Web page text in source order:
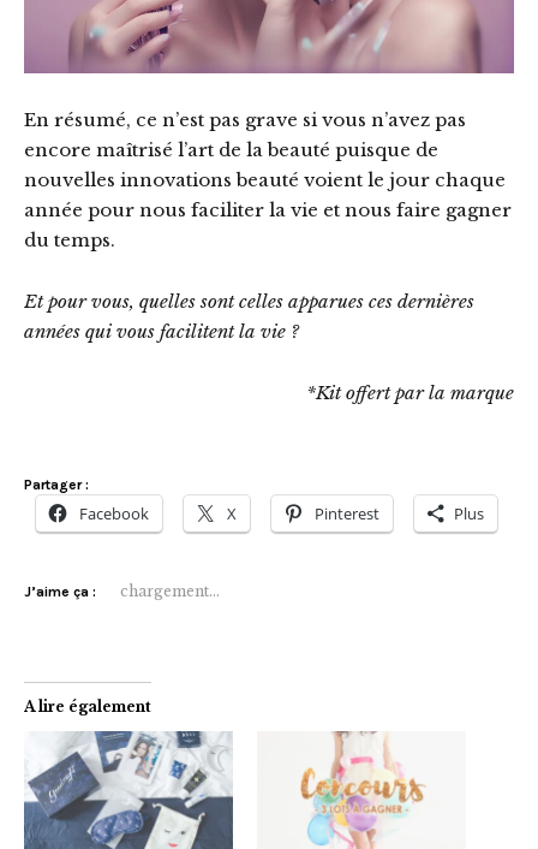
En résumé, ce n’est pas grave si vous n’avez pas
encore maîtrisé l’art de la beauté puisque de
nouvelles innovations beauté voient le jour chaque
année pour nous faciliter la vie et nous faire gagner
du temps.
Et pour vous, quelles sont celles apparues ces dernières
années qui vous facilitent la vie ?
*Kit offert par la marque
Partager :
Facebook X Pinterest Plus
J’aime ça : chargement…
A lire également